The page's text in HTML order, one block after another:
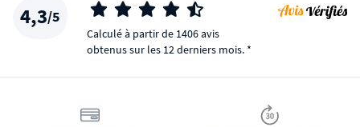
4,3/5
Calculé à partir de 1406 avis
obtenus sur les 12 derniers mois. *